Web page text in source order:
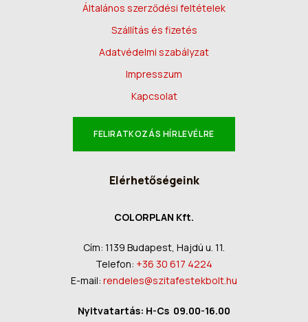
Általános szerződési feltételek
Szállítás és fizetés
Adatvédelmi szabályzat
Impresszum
Kapcsolat
FELIRATKOZÁS HÍRLEVÉLRE
Elérhetőségeink
COLORPLAN Kft.
Cím: 1139 Budapest, Hajdú u. 11.
Telefon: +36 30 617 4224
E-mail: rendeles@szitafestekbolt.hu
Nyitvatartás: H-Cs 09.00-16.00